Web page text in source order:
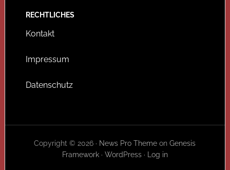
RECHTLICHES
Kontakt
Impressum
Datenschutz
Copyright © 2026 · News Pro Theme onGenesis
Framework· WordPress· Log in